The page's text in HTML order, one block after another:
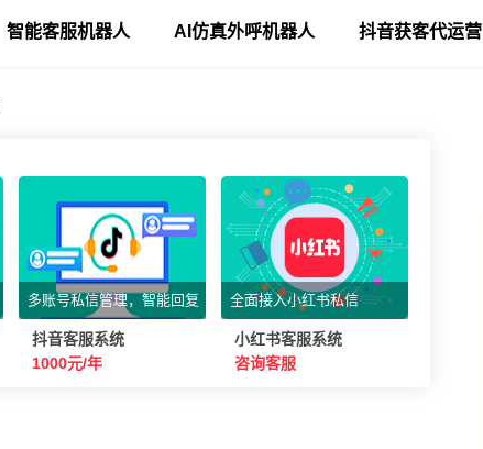
智能客服机器人 AI仿真外呼机器人 抖音获客代运营
多账号私信管理，智能回复
抖音客服系统
1000元/年
全面接入小红书私信
小红书客服系统
咨询客服